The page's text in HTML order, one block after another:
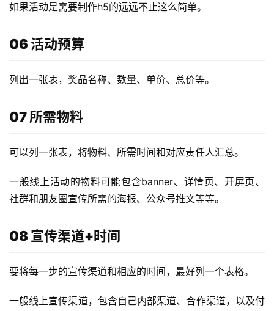
如果活动是需要制作h5的远远不止这么简单。
06 活动预算
列出一张表，奖品名称、数量、单价、总价等。
07 所需物料
可以列一张表，将物料、所需时间和对应责任人汇总。
一般线上活动的物料可能包含banner、详情页、开屏页、
社群和朋友圈宣传所需的海报、公众号推文等等。
08 宣传渠道+时间
要将每一步的宣传渠道和相应的时间，最好列一个表格。
一般线上宣传渠道，包含自己内部渠道、合作渠道，以及付